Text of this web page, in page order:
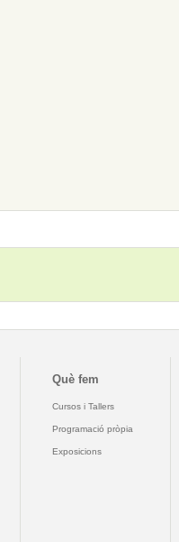
Què fem
Cursos i Tallers
Programació pròpia
Exposicions